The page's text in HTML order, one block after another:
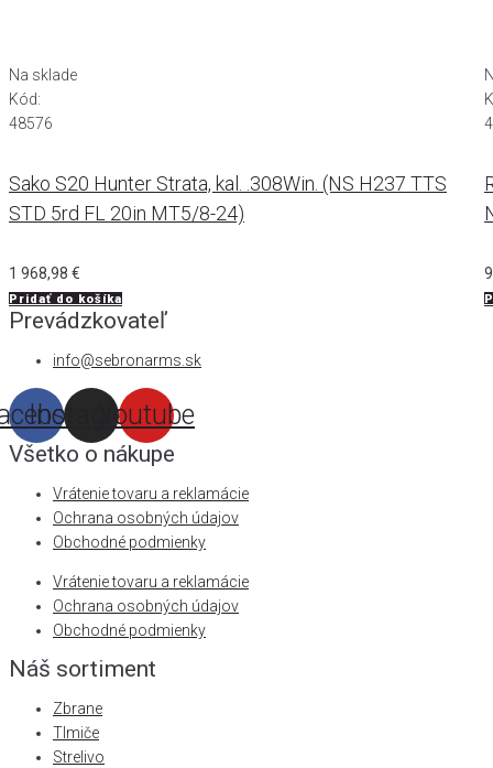
Na sklade
Kód:
48576
Sako S20 Hunter Strata, kal. .308Win. (NS H237 TTS
STD 5rd FL 20in MT5/8-24)
1 968,98 €
Pridať do košíka
Prevádzkovateľ
info@sebronarms.sk
InstagramYoutube
Všetko o nákupe
Vrátenie tovaru a reklamácie
Ochrana osobných údajov
Obchodné podmienky
Vrátenie tovaru a reklamácie
Ochrana osobných údajov
Obchodné podmienky
Náš sortiment
Zbrane
Tlmiče
Strelivo